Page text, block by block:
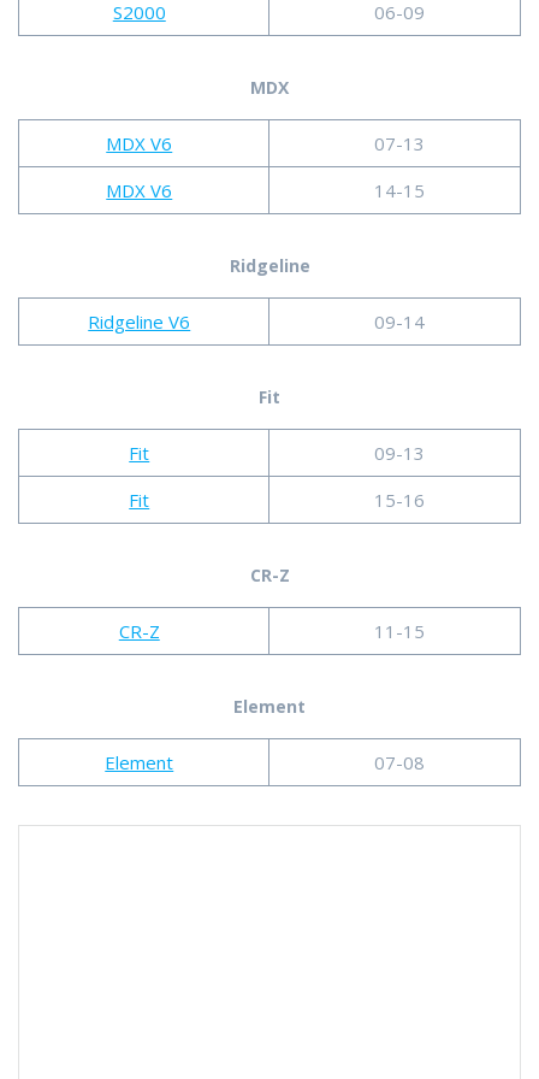
S2000 06-09
MDX
MDX V6
07-13
MDX V6
14-15
Ridgeline
Ridgeline V6 09-14
Fit
Fit
09-13
Fit
15-16
CR-Z
CR-Z 11-15
Element
Element 07-08